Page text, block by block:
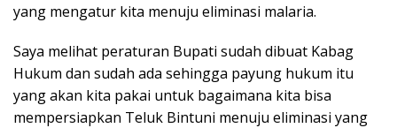
yang mengatur kita menuju eliminasi malaria.
Saya melihat peraturan Bupati sudah dibuat Kabag
Hukum dan sudah ada sehingga payung hukum itu
yang akan kita pakai untuk bagaimana kita bisa
mempersiapkan Teluk Bintuni menuju eliminasi yang